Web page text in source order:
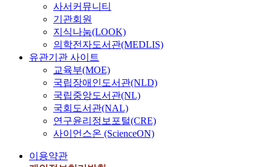
사서커뮤니티
기관회원
지식나눔(LOOK)
의학전자도서관(MEDLIS)
유관기관 사이트
교육부(MOE)
국립장애인도서관(NLD)
국립중앙도서관(NL)
국회도서관(NAL)
연구윤리정보포털(CRE)
사이언스온 (ScienceON)
이용약관